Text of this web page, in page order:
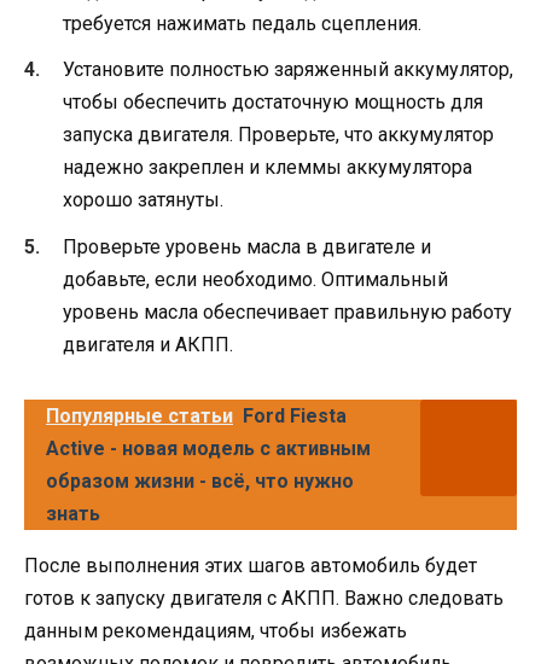
требуется нажимать педаль сцепления.
Установите полностью заряженный аккумулятор,
чтобы обеспечить достаточную мощность для
запуска двигателя. Проверьте, что аккумулятор
надежно закреплен и клеммы аккумулятора
хорошо затянуты.
Проверьте уровень масла в двигателе и
добавьте, если необходимо. Оптимальный
уровень масла обеспечивает правильную работу
двигателя и АКПП.
Популярные статьи Ford Fiesta
Active - новая модель с активным
образом жизни - всё, что нужно
знать
После выполнения этих шагов автомобиль будет
готов к запуску двигателя с АКПП. Важно следовать
данным рекомендациям, чтобы избежать